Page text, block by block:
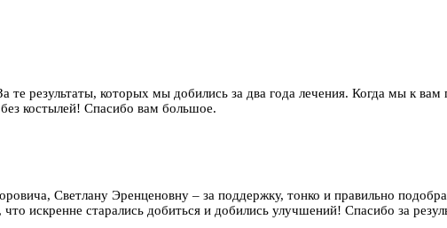
те результаты, которых мы добились за два года лечения. Когда мы к
костылей! Спасибо вам большое.
Светлану Эренценовну – за поддержку, тонко и правильно
искренне старались добиться и добились улучшений! Спасибо за